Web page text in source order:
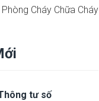
Cháy Chữa Cháy
tư số